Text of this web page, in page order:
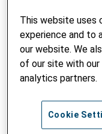
gebe es kein Leben
Berggebieten der
werden, dass
hätten. Der Bund
Franken für
künftig noch
ergänzte Rösti.
This website uses
experience and to
our website. We
of our site with our
analytics partners.
Cookie